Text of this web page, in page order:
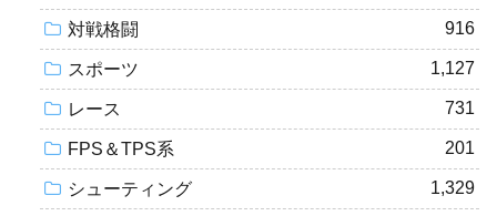
対戦格闘 916
スポーツ 1,127
レース 731
FPS＆TPS系 201
シューティング 1,329